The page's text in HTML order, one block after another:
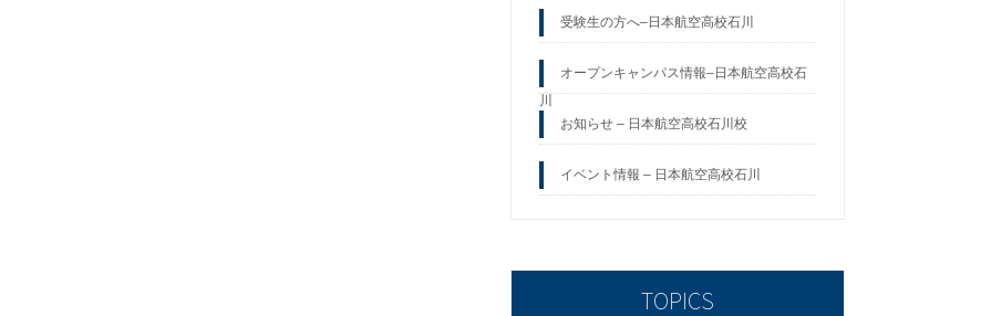
受験生の方へ–日本航空高校石川
オープンキャンパス情報–日本航空高校石
川
お知らせ – 日本航空高校石川校
イベント情報 – 日本航空高校石川